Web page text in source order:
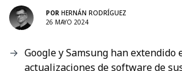
POR HERNÁN RODRÍGUEZ
26 MAYO 2024
Google y Samsung han extendido
actualizaciones de software de